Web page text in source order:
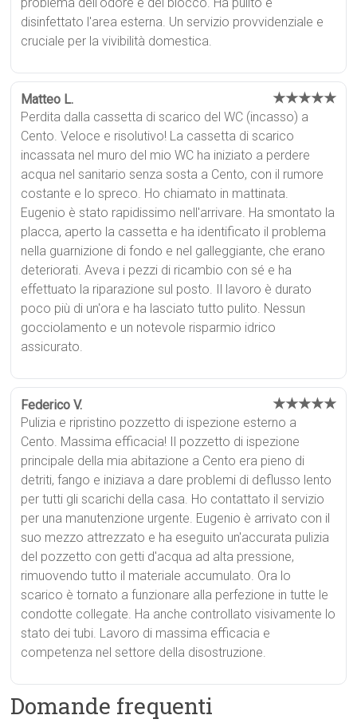
disinfettato l'area esterna. Un servizio provvidenziale e
cruciale per la vivibilità domestica.
Matteo L. ★★★★★
Perdita dalla cassetta di scarico del WC (incasso) a
Cento. Veloce e risolutivo! La cassetta di scarico
incassata nel muro del mio WC ha iniziato a perdere
acqua nel sanitario senza sosta a Cento, con il rumore
costante e lo spreco. Ho chiamato in mattinata.
Eugenio è stato rapidissimo nell'arrivare. Ha smontato la
placca, aperto la cassetta e ha identificato il problema
nella guarnizione di fondo e nel galleggiante, che erano
deteriorati. Aveva i pezzi di ricambio con sé e ha
effettuato la riparazione sul posto. Il lavoro è durato
poco più di un'ora e ha lasciato tutto pulito. Nessun
gocciolamento e un notevole risparmio idrico
assicurato.
Federico V. ★★★★★
Pulizia e ripristino pozzetto di ispezione esterno a
Cento. Massima efficacia! Il pozzetto di ispezione
principale della mia abitazione a Cento era pieno di
detriti, fango e iniziava a dare problemi di deflusso lento
per tutti gli scarichi della casa. Ho contattato il servizio
per una manutenzione urgente. Eugenio è arrivato con il
suo mezzo attrezzato e ha eseguito un'accurata pulizia
del pozzetto con getti d'acqua ad alta pressione,
rimuovendo tutto il materiale accumulato. Ora lo
scarico è tornato a funzionare alla perfezione in tutte le
condotte collegate. Ha anche controllato visivamente lo
stato dei tubi. Lavoro di massima efficacia e
competenza nel settore della disostruzione.
Domande frequenti